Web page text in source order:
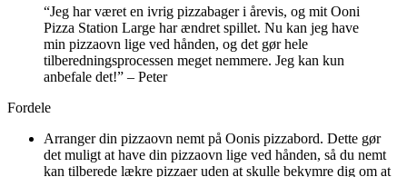
“Jeg har været en ivrig pizzabager i årevis, og mit Ooni
Pizza Station Large har ændret spillet. Nu kan jeg have
min pizzaovn lige ved hånden, og det gør hele
tilberedningsprocessen meget nemmere. Jeg kan kun
anbefale det!” – Peter
Fordele
Arranger din pizzaovn nemt på Oonis pizzabord. Dette gør
det muligt at have din pizzaovn lige ved hånden, så du nemt
kan tilberede lækre pizzaer uden at skulle bekymre dig om at